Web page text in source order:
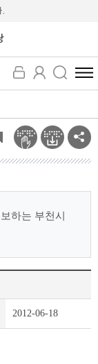
.
전
체
뉴
보
기
하는 부천시
2012-06-18